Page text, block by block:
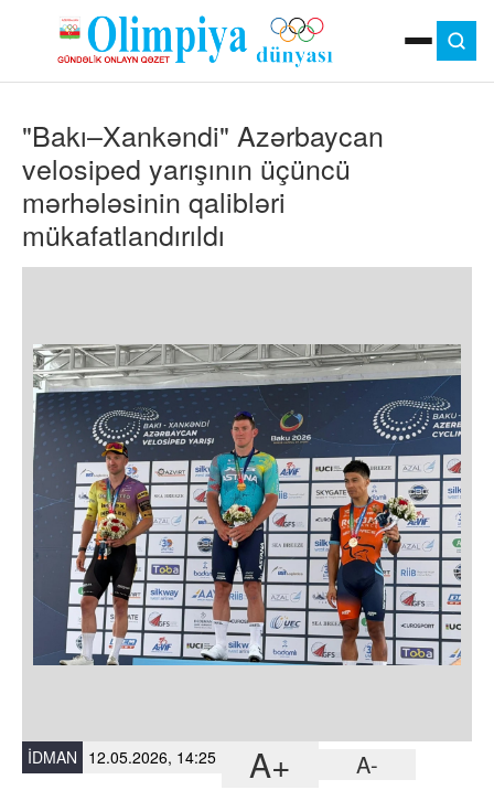
MOK
OLIMPIYA OYUNLARI
ÇAP VERSIYASI
TV
GÜNDƏM
İDMAN
OLIMPIYA HƏRƏKATI
FOTO
VIDEO
DIGƏR
"Bakı–Xankəndi" Azərbaycan
velosiped yarışının üçüncü
mərhələsinin qalibləri
mükafatlandırıldı
İDMAN 12.05.2026, 14:25 A+ A-